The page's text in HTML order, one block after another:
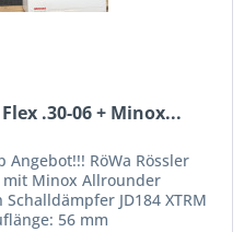
.30-06 + Minox...
RöWa Rössler
mit Minox Allrounder
JD184 XTRM
56 mm